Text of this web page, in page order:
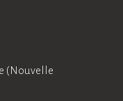
(Nouvelle